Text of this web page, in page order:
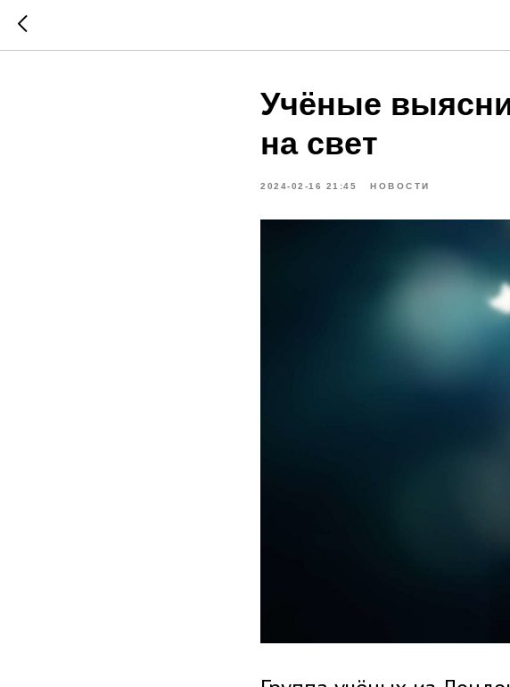
Учёные
на свет
2024-02-16 21:45 НОВОСТИ